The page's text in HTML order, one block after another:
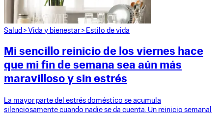
Salud > Vida y bienestar > Estilo de vida
Mi sencillo reinicio de los viernes hace
que mi fin de semana sea aún más
maravilloso y sin estrés
La mayor parte del estrés doméstico se acumula
silenciosamente cuando nadie se da cuenta. Un reinicio semanal